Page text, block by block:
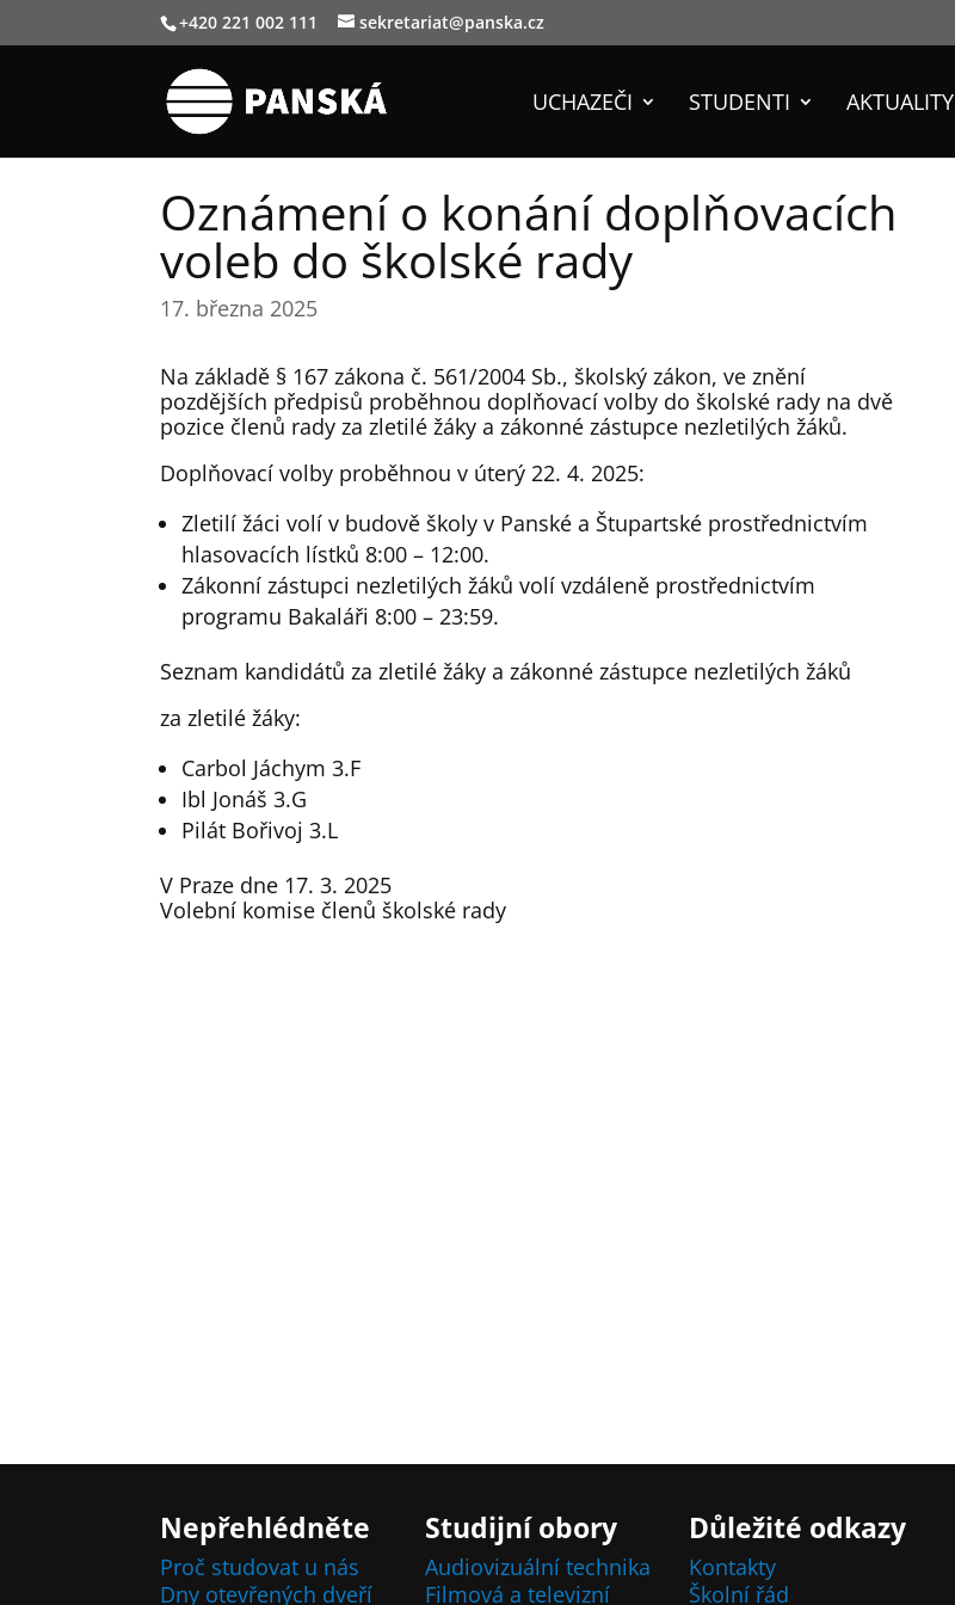
+420 221 002 111 sekretariat@panska.cz
UCHAZEČI STUDENTI AKTUALITY
Oznámení o konání doplňovacích
voleb do školské rady
17. března 2025
Na základě § 167 zákona č. 561/2004 Sb., školský zákon, ve znění
pozdějších předpisů proběhnou doplňovací volby do školské rady na dvě
pozice členů rady za zletilé žáky a zákonné zástupce nezletilých žáků.
Doplňovací volby proběhnou v úterý 22. 4. 2025:
Zletilí žáci volí v budově školy v Panské a Štupartské prostřednictvím
hlasovacích lístků 8:00 – 12:00.
Zákonní zástupci nezletilých žáků volí vzdáleně prostřednictvím
programu Bakaláři 8:00 – 23:59.
Seznam kandidátů za zletilé žáky a zákonné zástupce nezletilých žáků
za zletilé žáky:
Carbol Jáchym 3.F
Ibl Jonáš 3.G
Pilát Bořivoj 3.L
V Praze dne 17. 3. 2025
Volební komise členů školské rady
Nepřehlédněte
Proč studovat u nás
Dny otevřených dveří
Studijní obory
Audiovizuální technika
Filmová a televizní
Důležité odkazy
Kontakty
Školní řád